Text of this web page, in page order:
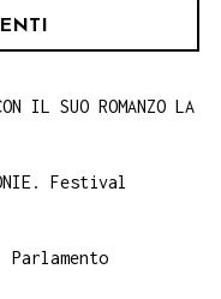
IL SUO ROMANZO LA
Festival